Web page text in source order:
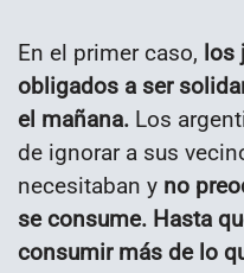
En el primer caso, los
obligados a ser
el mañana. Los
de ignorar a sus
necesitaban y no
se consume. Hasta
consumir más de lo